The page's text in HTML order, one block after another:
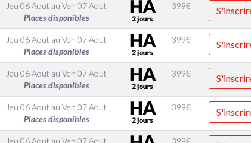
Jeu 06 Aout auVen 07 Aout
Places disponibles
399€
Jeu 06 Aout auVen 07 Aout
Places disponibles
399€
Jeu 06 Aout auVen 07 Aout
Places disponibles
399€
Jeu 06 Aout auVen 07 Aout
Places disponibles
399€
Jeu 06 Aout auVen 07 Aout
399€